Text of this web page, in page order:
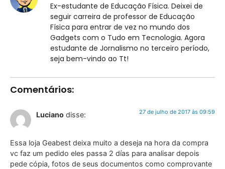
Ex-estudante de Educação Física. Deixei de
seguir carreira de professor de Educação
Física para entrar de vez no mundo dos
Gadgets com o Tudo em Tecnologia. Agora
estudante de Jornalismo no terceiro período,
seja bem-vindo ao Tt!
Comentários:
Luciano disse: 27 de julho de 2017 às 09:59
Essa loja Geabest deixa muito a deseja na hora da compra
vc faz um pedido eles passa 2 días para analisar depois
pede cópia, fotos de seus documentos como comprovante